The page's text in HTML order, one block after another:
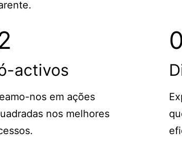
activos
nos em ações
nos melhores